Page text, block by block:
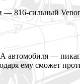
816-сильный
—
ему сможет